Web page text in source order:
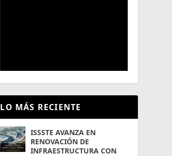
LO MÁS RECIENTE
ISSSTE AVANZA EN
RENOVACIÓN DE
INFRAESTRUCTURA CON